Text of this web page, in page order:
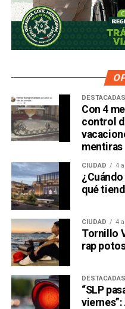
DESTACADAS
Con 4
control
mentiras
CIUDAD 4
qué
CIUDAD 4
Tornillo
rap
DESTACADAS
“SLP